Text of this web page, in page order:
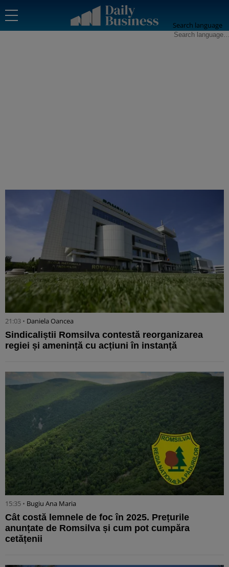
Search language
21:03 • Daniela Oancea
Sindicaliștii Romsilva contestă reorganizarea
regiei și amenință cu acțiuni în instanță
15:35 • Bugiu ⁠Ana Maria
Cât costă lemnele de foc în 2025. Prețurile
anunțate de Romsilva și cum pot cumpăra
cetățenii